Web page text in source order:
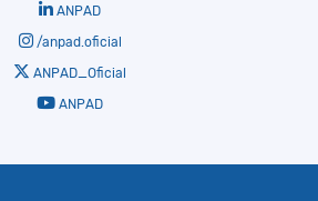
ANPAD
/anpad.oficial
ANPAD_Oficial
ANPAD